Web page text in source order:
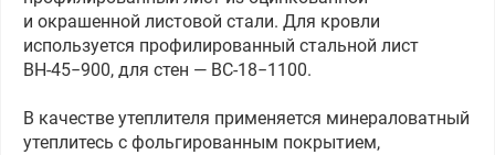
и окрашенной листовой стали. Для кровли
используется профилированный стальной лист
ВН-45−900, для стен — ВС-18−1100.
В качестве утеплителя применяется минераловатный
утеплитесь с фольгированным покрытием,